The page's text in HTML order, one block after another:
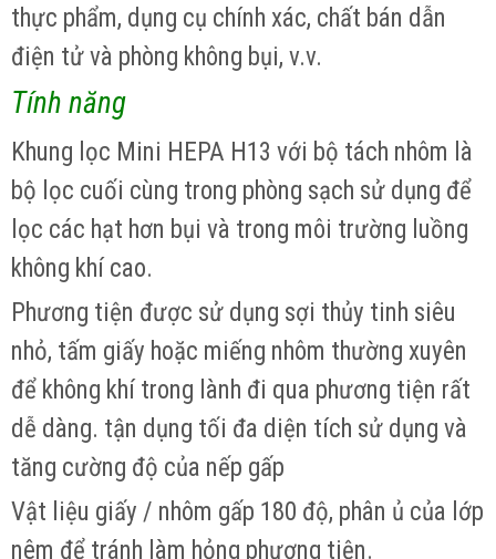
thực phẩm, dụng cụ chính xác, chất bán dẫn
điện tử và phòng không bụi, v.v.
Tính năng
Khung lọc Mini HEPA H13 với bộ tách nhôm là
bộ lọc cuối cùng trong phòng sạch sử dụng để
lọc các hạt hơn bụi và trong môi trường luồng
không khí cao.
Phương tiện được sử dụng sợi thủy tinh siêu
nhỏ, tấm giấy hoặc miếng nhôm thường xuyên
để không khí trong lành đi qua phương tiện rất
dễ dàng. tận dụng tối đa diện tích sử dụng và
tăng cường độ của nếp gấp
Vật liệu giấy / nhôm gấp 180 độ, phân ủ của lớp
nêm để tránh làm hỏng phương tiện.